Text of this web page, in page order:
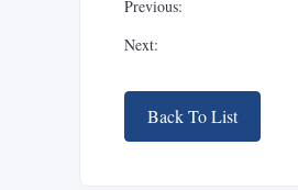
Previous:
Next:
Back To List